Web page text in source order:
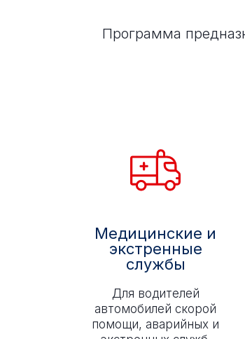
Программа
Медицинские и
экстренные
службы
Для водителей
автомобилей скорой
помощи, аварийных и